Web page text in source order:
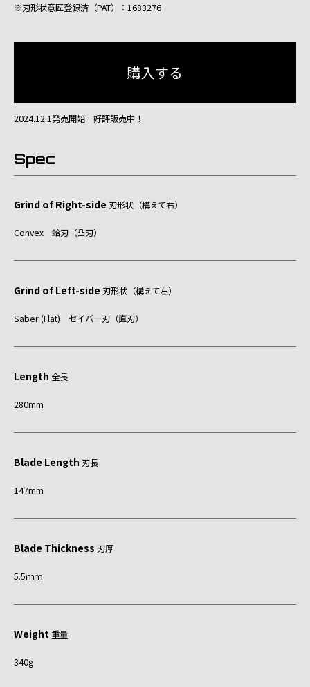
※刃形状意匠登録済（PAT）：1683276
2024.12.1発売開始 好評販売中！
Spec
Grind of Right-side 刃形状（構えて右）
Convex 蛤刃（凸刃）
Grind of Left-side 刃形状（構えて左）
Saber (Flat) セイバー刃（直刃）
Length 全長
280mm
Blade Length 刃長
147mm
Blade Thickness 刃厚
5.5ｍｍ
Weight 重量
340g